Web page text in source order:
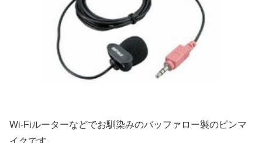
Wi-Fiルーターなどでお馴染みのバッファロー製のピンマ
イクです。